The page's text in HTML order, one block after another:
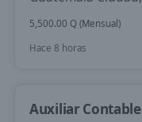
5,500.00 Q (Mensual)
Hace 8 horas
Auxiliar